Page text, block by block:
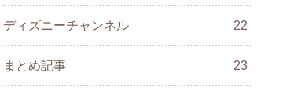
ディズニーチャンネル 22
まとめ記事 23